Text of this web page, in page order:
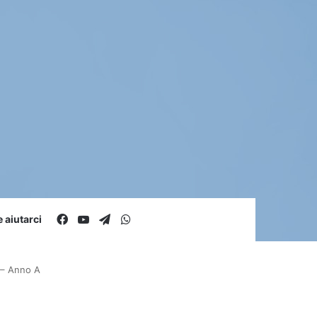
aiutarci Facebook
You TubeTelegram
Anno A